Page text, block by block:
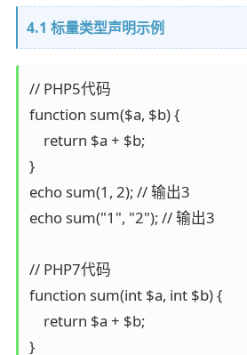
4.1 标量类型声明示例
// PHP5代码
function sum($a, $b) {
    return $a + $b;
}
echo sum(1, 2); // 输出3
echo sum("1", "2"); // 输出3
// PHP7代码
function sum(int $a, int $b) {
    return $a + $b;
}